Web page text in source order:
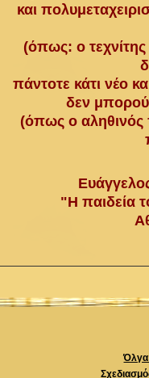
και
(όπως: ο
πάντοτε κάτι νέο
δεν
(όπως ο αληθινός
"Η παιδεία
Όλγα